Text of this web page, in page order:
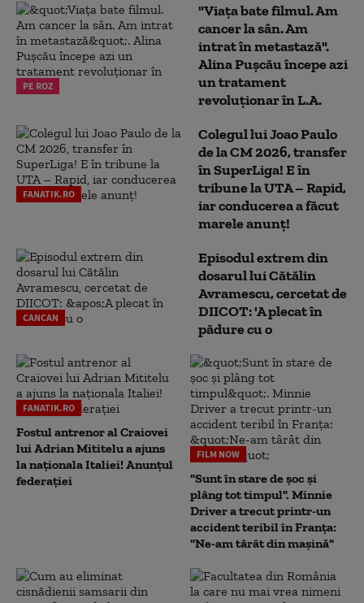
PE ROZ
"Viața bate filmul. Am
cancer la sân. Am
intrat în metastază".
Alina Pușcău începe azi
un tratament
revoluționar în L.A.
FANATIK.RO
Colegul lui Joao Paulo
de la CM 2026, transfer
în SuperLiga! E în
tribune la UTA – Rapid,
iar conducerea a făcut
marele anunț!
CANCAN
Episodul extrem din
dosarul lui Cătălin
Avramescu, cercetat de
DIICOT: 'A plecat în
pădure cu o
FANATIK.RO
Fostul antrenor al Craiovei
lui Adrian Mititelu a ajuns
la naționala Italiei! Anunțul
federației
FILM NOW
"Sunt în stare de șoc și
plâng tot timpul". Minnie
Driver a trecut printr-un
accident teribil în Franța:
"Ne-am târât din mașină"